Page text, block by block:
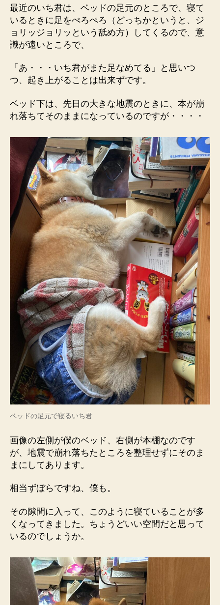
最近のいち君は、ベッドの足元のところで、寝て
いるときに足をぺろぺろ（どっちかというと、ジ
ョリッジョリッという舐め方）してくるので、意
識が遠いところで、
「あ・・・いち君がまた足なめてる」と思いつ
つ、起き上がることは出来ずです。
ベッド下は、先日の大きな地震のときに、本が崩
れ落ちてそのままになっているのですが・・・・
ベッドの足元で寝るいち君
画像の左側が僕のベッド、右側が本棚なのです
が、地震で崩れ落ちたところを整理せずにそのま
まにしてあります。
相当ずぼらですね、僕も。
その隙間に入って、このように寝ていることが多
くなってきました。ちょうどいい空間だと思って
いるのでしょうか。